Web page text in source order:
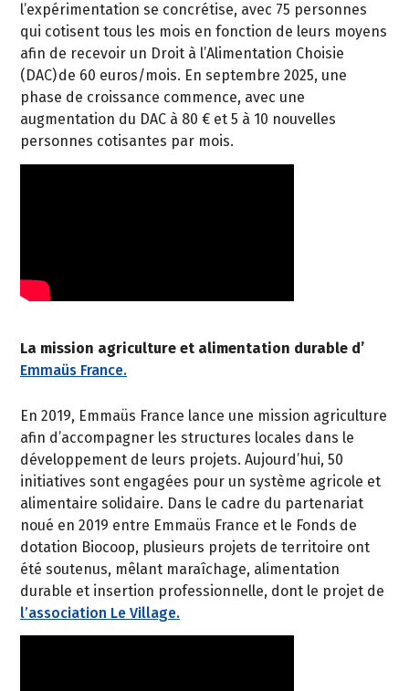
l’expérimentation se concrétise, avec 75 personnes
qui cotisent tous les mois en fonction de leurs moyens
afin de recevoir un Droit à l’Alimentation Choisie
(DAC) de 60 euros/mois. En septembre 2025, une
phase de croissance commence, avec une
augmentation du DAC à 80 € et 5 à 10 nouvelles
personnes cotisantes par mois.
La mission agriculture et alimentation durable d’
Emmaüs France.
En 2019, Emmaüs France lance une mission agriculture
afin d’accompagner les structures locales dans le
développement de leurs projets. Aujourd’hui, 50
initiatives sont engagées pour un système agricole et
alimentaire solidaire. Dans le cadre du partenariat
noué en 2019 entre Emmaüs France et le Fonds de
dotation Biocoop, plusieurs projets de territoire ont
été soutenus, mêlant maraîchage, alimentation
durable et insertion professionnelle, dont le projet de
l’association Le Village.